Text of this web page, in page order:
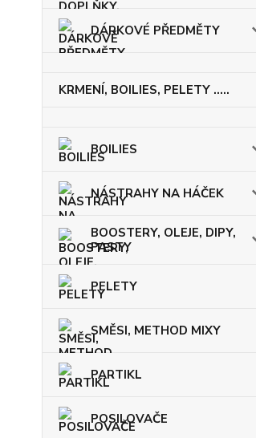
DÁRKOVÉ PŘEDMĚTY
KRMENÍ, BOILIES, PELETY .....
BOILIES
NÁSTRAHY NA HÁČEK
BOOSTERY, OLEJE, DIPY,
PASTY
PELETY
SMĚSI, METHOD MIXY
PARTIKL
POSILOVAČE